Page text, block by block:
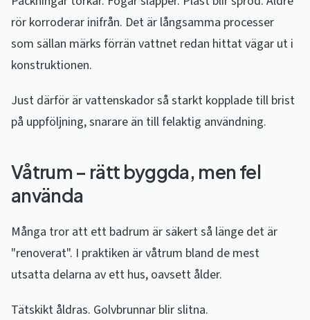
rör korroderar inifrån. Det är långsamma processer
som sällan märks förrän vattnet redan hittat vägar ut i
konstruktionen.
Just därför är vattenskador så starkt kopplade till brist
på uppföljning, snarare än till felaktig användning.
Våtrum – rätt byggda, men fel
använda
Många tror att ett badrum är säkert så länge det är
"renoverat". I praktiken är våtrum bland de mest
utsatta delarna av ett hus, oavsett ålder.
Tätskikt åldras. Golvbrunnar blir slitna.